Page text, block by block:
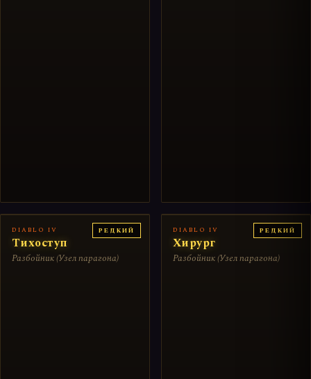
РЕДКИЙ
DIABLO IV
Тихоступ
Разбойник (Узел парагона)
РЕДКИЙ
DIABLO IV
Хирург
Разбойник (Узел парагона)